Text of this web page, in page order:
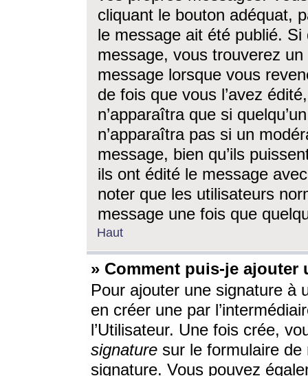
cliquant le bouton adéquat,
le message ait été publié. Si
message, vous trouverez
message lorsque vous
de fois que vous l’avez
n’apparaîtra que si
n’apparaîtra pas si un
message, bien qu’ils
ils ont édité le message
noter que les utilisateurs
message une fois que
Haut
» Comment puis-je ajouter
Pour ajouter une signature à
en créer une par
l’Utilisateur. Une fois crée,
signature sur le formulaire de
signature. Vous pouvez